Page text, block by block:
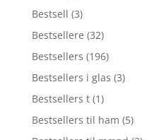
Bestsell (3)
Bestsellere (32)
Bestsellers (196)
Bestsellers i glas (3)
Bestsellers t (1)
Bestsellers til ham (5)